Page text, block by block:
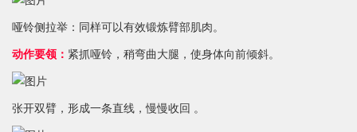
哑铃侧拉举：同样可以有效锻炼臂部肌肉。
动作要领： 紧抓哑铃，稍弯曲大腿，使身体向前倾斜。
张开双臂，形成一条直线，慢慢收回 。